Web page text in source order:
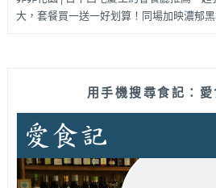
大，套餐買一送一好划算！同場加映濃郁
用手機搜尋食記：